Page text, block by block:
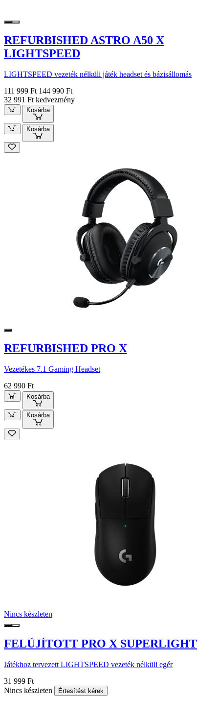
REFURBISHED ASTRO A50 X
LIGHTSPEED
LIGHTSPEED vezeték nélküli játék headset és bázisállomás
111 999 Ft 144 990 Ft
32 991 Ft kedvezmény
Kosárba
Kosárba
REFURBISHED PRO X
Vezetékes 7.1 Gaming Headset
62 990 Ft
Kosárba
Kosárba
Nincs készleten
FELÚJÍTOTT PRO X SUPERLIGHT
Játékhoz tervezett LIGHTSPEED vezeték nélküli egér
31 999 Ft
Nincs készleten
Értesítést kérek